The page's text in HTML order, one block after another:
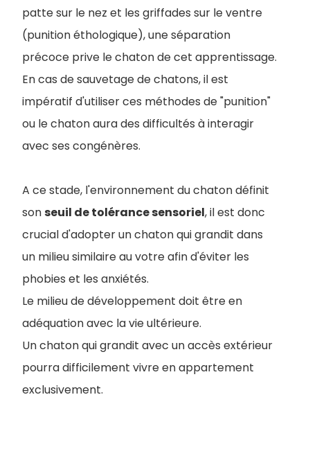
patte sur le nez et les griffades sur le ventre
(punition éthologique), une séparation
précoce prive le chaton de cet apprentissage.
En cas de sauvetage de chatons, il est
impératif d'utiliser ces méthodes de "punition"
ou le chaton aura des difficultés à interagir
avec ses congénères.
A ce stade, l'environnement du chaton définit
sonseuil de tolérance sensoriel, il est donc
crucial d'adopter un chaton qui grandit dans
un milieu similaire au votre afin d'éviter les
phobies et les anxiétés.
Le milieu de développement doit être en
adéquation avec la vie ultérieure.
Un chaton qui grandit avec un accès extérieur
pourra difficilement vivre en appartement
exclusivement.